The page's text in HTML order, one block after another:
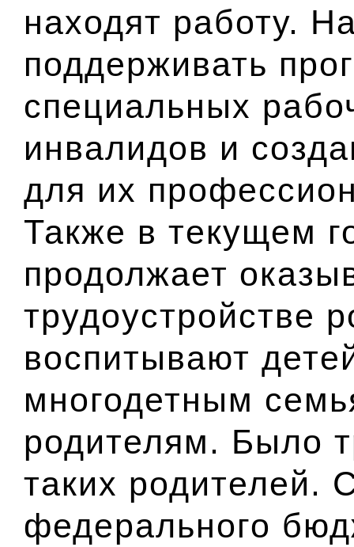
находят работу.
поддерживать
специальных
инвалидов и
для их
Также в текущем
продолжает
трудоустройстве
воспитывают
многодетным
родителям. Было
таких родителей.
федерального